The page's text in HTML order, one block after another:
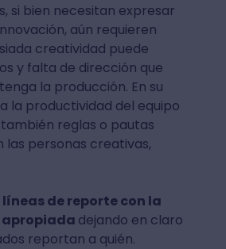
si bien necesitan expresar
aún requieren
creatividad puede
y falta de dirección que
la producción. En su
la productividad del equipo
reglas o pautas
las personas creativas,
de reporte con la
dejando en claro
reportan a quién.